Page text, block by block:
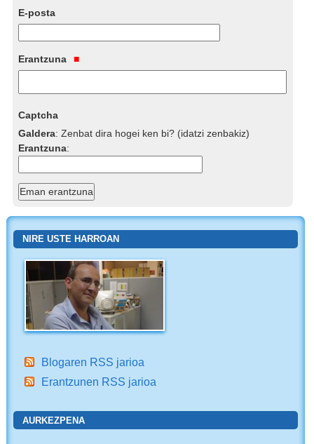
E-posta
Erantzuna
Captcha
Galdera:Zenbat dira hogei ken bi? (idatzi zenbakiz)
Erantzuna:
NIRE USTE HARROAN
Blogaren RSS jarioa
Erantzunen RSS jarioa
AURKEZPENA